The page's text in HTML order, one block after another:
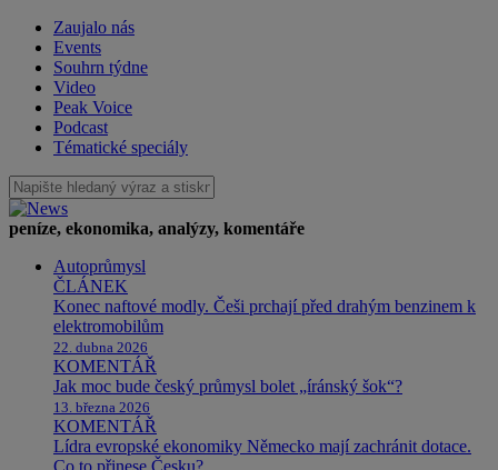
Zaujalo nás
Events
Souhrn týdne
Video
Peak Voice
Podcast
Tématické speciály
peníze, ekonomika, analýzy, komentáře
Autoprůmysl
ČLÁNEK
Konec naftové modly. Češi prchají před drahým benzinem k
elektromobilům
22. dubna 2026
KOMENTÁŘ
Jak moc bude český průmysl bolet „íránský šok“?
13. března 2026
KOMENTÁŘ
Lídra evropské ekonomiky Německo mají zachránit dotace.
Co to přinese Česku?